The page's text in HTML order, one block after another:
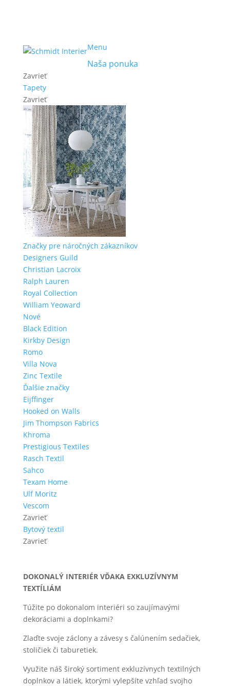
Menu
Naša ponuka
Zavrieť
Tapety
Zavrieť
Značky pre náročných zákazníkov
Designers Guild
Christian Lacroix
Ralph Lauren
Royal Collection
William Yeoward
Nové
Black Edition
Kirkby Design
Romo
Villa Nova
Zinc Textile
Ďalšie značky
Eijffinger
Hooked on Walls
Jim Thompson Fabrics
Khroma
Prestigious Textiles
Rasch Textil
Sahco
Texam Home
Ulf Moritz
Vescom
Zavrieť
Bytový textil
Zavrieť
DOKONALÝ INTERIÉR VĎAKA EXKLUZÍVNYM
TEXTÍLIÁM
Túžite po dokonalom interiéri so zaujímavými
dekoráciami a doplnkami?
Zlaďte svoje záclony a závesy s čalúnením sedačiek,
stoličiek či taburetiek.
Využite náš široký sortiment exkluzívnych textilných
doplnkov a látiek, ktorými vylepšíte vzhľad svojho